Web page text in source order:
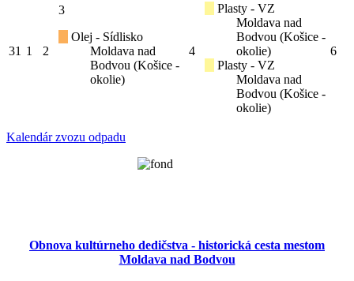
31 1 2
3
Olej - Sídlisko
Moldava nad
Bodvou (Košice -
okolie)
4
Plasty - VZ
Moldava nad
Bodvou (Košice -
okolie)
Plasty - VZ
Moldava nad
Bodvou (Košice -
okolie)
6
Kalendár zvozu odpadu
Obnova kultúrneho dedičstva - historická cesta mestom
Moldava nad Bodvou